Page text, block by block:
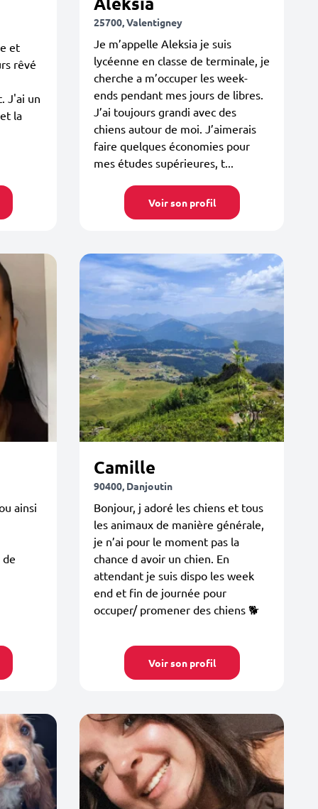
et
rêvé
J'ai un
la
25700, Valentigney
Je m’appelle Aleksia je suis
lycéenne en classe de terminale, je
cherche a m’occuper les week-
ends pendant mes jours de libres.
J’ai toujours grandi avec des
chiens autour de moi. J’aimerais
faire quelques économies pour
mes études supérieures, t...
Voir son profil
ainsi
de
Camille
90400, Danjoutin
Bonjour, j adoré les chiens et tous
les animaux de manière générale,
je n’ai pour le moment pas la
chance d avoir un chien. En
attendant je suis dispo les week
end et fin de journée pour
occuper/ promener des chiens 🐕
Voir son profil